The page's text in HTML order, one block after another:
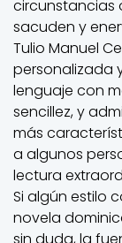
circunstancias
sacuden y
Tulio Manuel
personalizada
lenguaje con
sencillez, y
más
a algunos
lectura
Si algún estilo
novela